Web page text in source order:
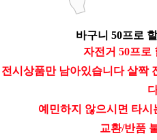
바구니 50프로
자전거 50프로
전시상품만 남아있습니다 살짝
예민하지 않으시면 타
교환/반품